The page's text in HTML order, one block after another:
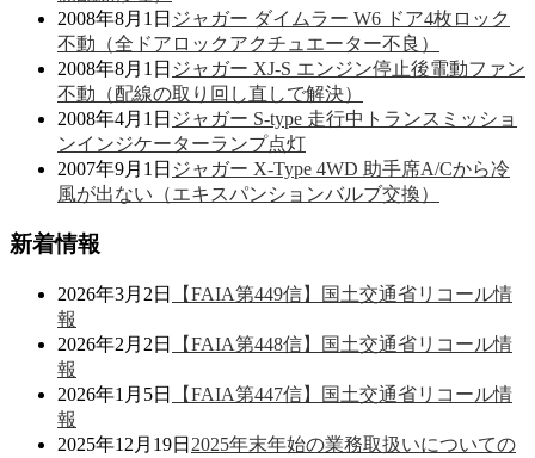
2008年8月1日 ジャガー ダイムラー W6 ドア4枚ロック
不動（全ドアロックアクチュエーター不良）
2008年8月1日 ジャガー XJ-S エンジン停止後電動ファン
不動（配線の取り回し直しで解決）
2008年4月1日 ジャガー S-type 走行中トランスミッショ
ンインジケーターランプ点灯
2007年9月1日 ジャガー X-Type 4WD 助手席A/Cから冷
風が出ない（エキスパンションバルブ交換）
新着情報
2026年3月2日
【FAIA第449信】国土交通省リコール情
報
2026年2月2日
【FAIA第448信】国土交通省リコール情
報
2026年1月5日
【FAIA第447信】国土交通省リコール情
報
2025年12月19日 2025年末年始の業務取扱いについての